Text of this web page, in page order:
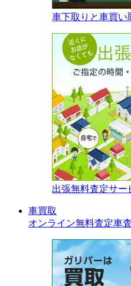
車下取りと車買い
出張無料査定サー
車買取
オンライン無料査定車